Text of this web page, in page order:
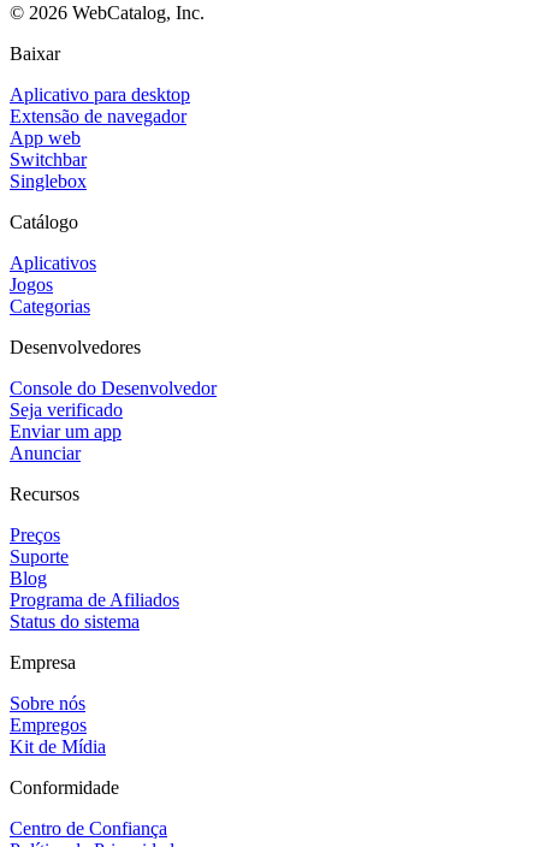
© 2026 WebCatalog, Inc.
Baixar
Aplicativo para desktop
Extensão de navegador
App web
Switchbar
Singlebox
Catálogo
Aplicativos
Jogos
Categorias
Desenvolvedores
Console do Desenvolvedor
Seja verificado
Enviar um app
Anunciar
Recursos
Preços
Suporte
Blog
Programa de Afiliados
Status do sistema
Empresa
Sobre nós
Empregos
Kit de Mídia
Conformidade
Centro de Confiança